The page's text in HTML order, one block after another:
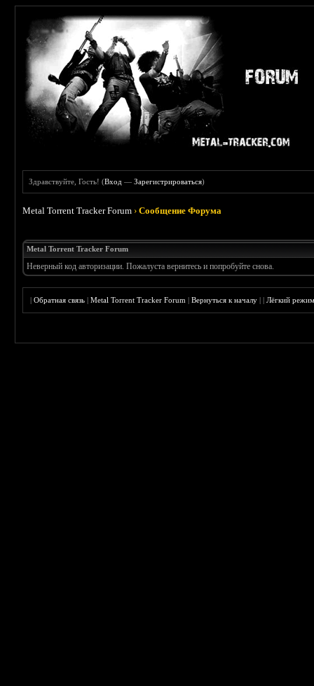
Здравствуйте, Гость! (Вход —Зарегистрироваться)
Metal Torrent Tracker Forum ›Сообщение Форума
Metal Torrent Tracker Forum
Неверный код авторизации. Пожалуста вернитесь и попробуйте снова.
|Обратная связь |Metal Torrent Tracker Forum |Вернуться к началу ||Лёгкий